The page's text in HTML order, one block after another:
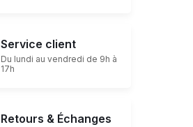
Service client
Du lundi au vendredi de 9h à
17h
Retours & Échanges